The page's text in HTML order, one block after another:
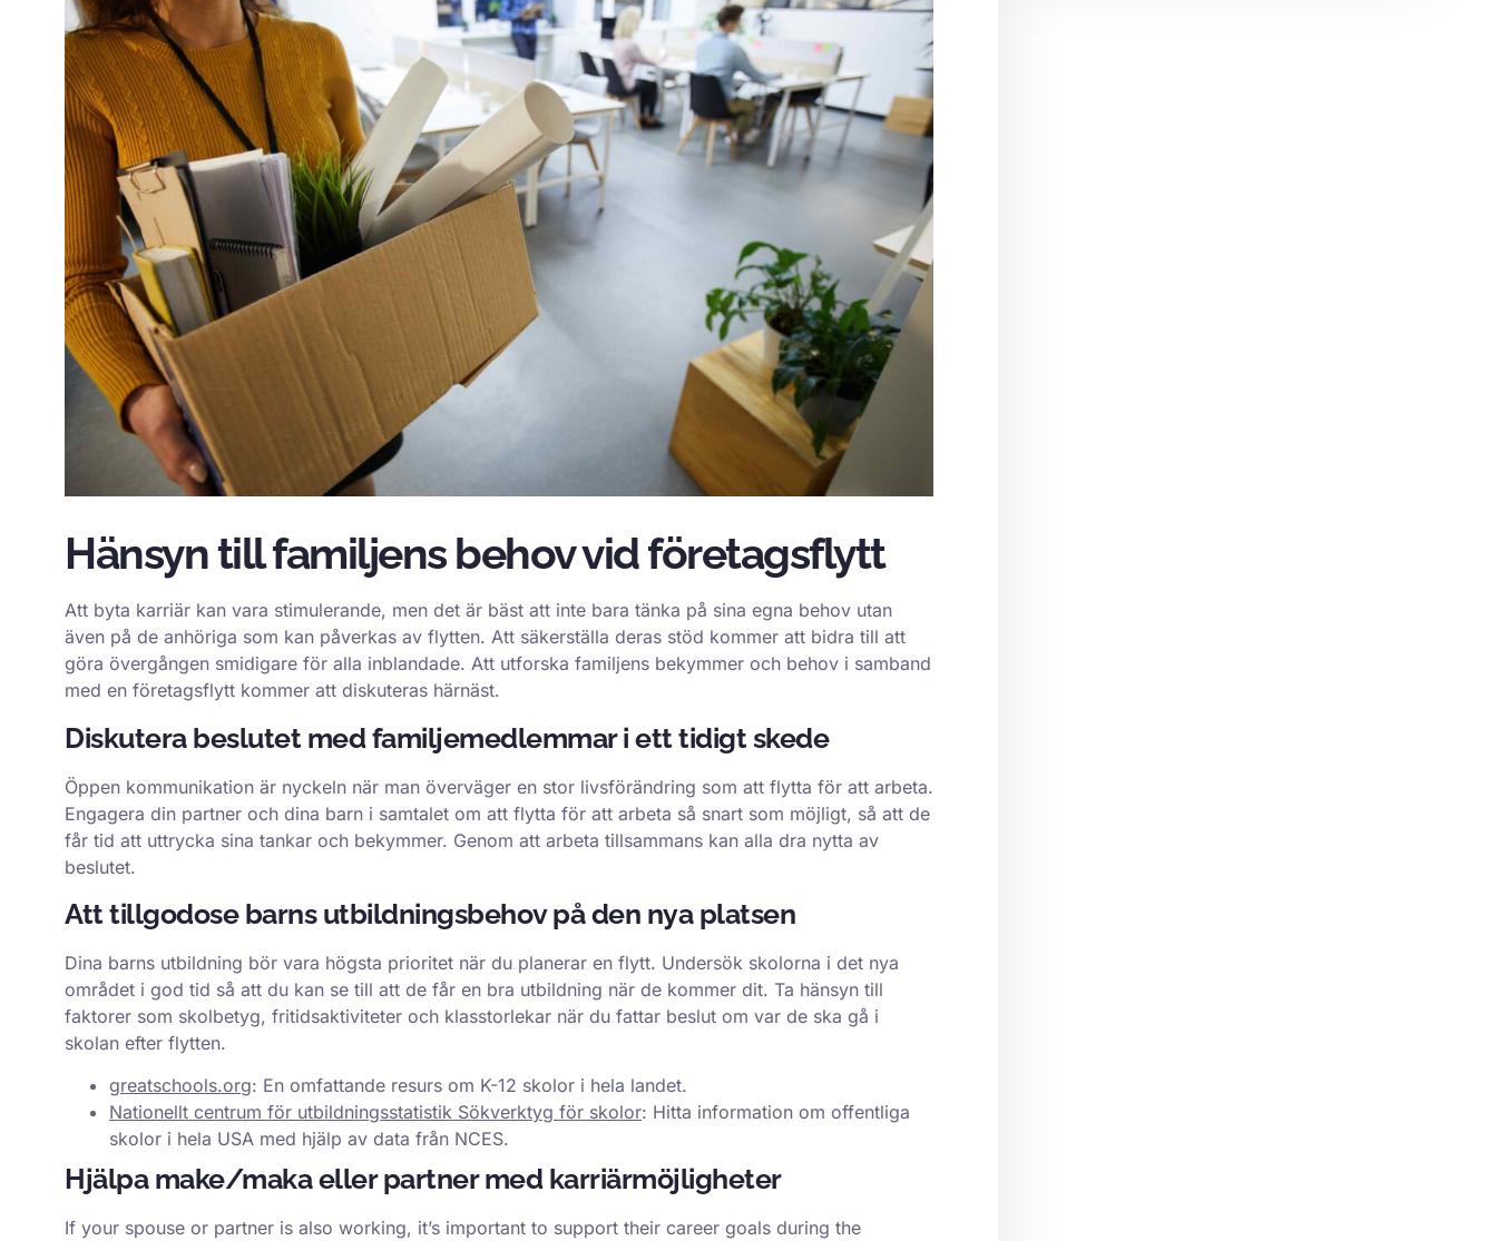
Hänsyn till familjens behov vid företagsflytt
Att byta karriär kan vara stimulerande, men det är bäst att inte bara tänka på sina egna behov utan
även på de anhöriga som kan påverkas av flytten. Att säkerställa deras stöd kommer att bidra till att
göra övergången smidigare för alla inblandade. Att utforska familjens bekymmer och behov i samband
med en företagsflytt kommer att diskuteras härnäst.
Diskutera beslutet med familjemedlemmar i ett tidigt skede
Öppen kommunikation är nyckeln när man överväger en stor livsförändring som att flytta för att arbeta.
Engagera din partner och dina barn i samtalet om att flytta för att arbeta så snart som möjligt, så att de
får tid att uttrycka sina tankar och bekymmer. Genom att arbeta tillsammans kan alla dra nytta av
beslutet.
Att tillgodose barns utbildningsbehov på den nya platsen
Dina barns utbildning bör vara högsta prioritet när du planerar en flytt. Undersök skolorna i det nya
området i god tid så att du kan se till att de får en bra utbildning när de kommer dit. Ta hänsyn till
faktorer som skolbetyg, fritidsaktiviteter och klasstorlekar när du fattar beslut om var de ska gå i
skolan efter flytten.
greatschools.org: En omfattande resurs om K-12 skolor i hela landet.
Nationellt centrum för utbildningsstatistik Sökverktyg för skolor: Hitta information om offentliga
skolor i hela USA med hjälp av data från NCES.
Hjälpa make/maka eller partner med karriärmöjligheter
If your spouse or partner is also working, it’s important to support their career goals during the